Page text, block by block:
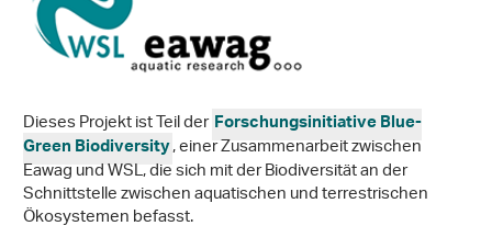
Dieses Projekt ist Teil derForschungsinitiative Blue-
Green Biodiversity, einer Zusammenarbeit zwischen
Eawag und WSL, die sich mit der Biodiversität an der
Schnittstelle zwischen aquatischen und terrestrischen
Ökosystemen befasst.